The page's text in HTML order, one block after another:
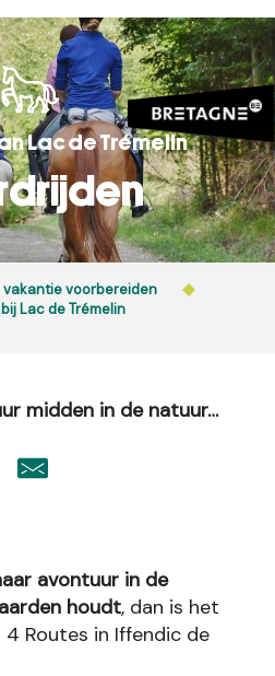
Lac de Trémelin
vakantie voorbereiden
Lac de Trémelin
midden in de natuur…
avontuur in de
houdt, dan is het
Routes in Iffendic de